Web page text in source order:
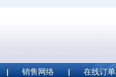
销售网络 在线订单